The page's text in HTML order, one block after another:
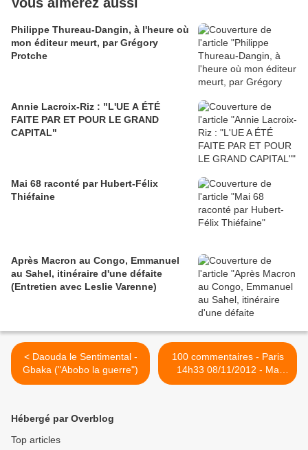
Philippe Thureau-Dangin, à l'heure où
mon éditeur meurt, par Grégory
Protche
Annie Lacroix-Riz : "L'UE A ÉTÉ
FAITE PAR ET POUR LE GRAND
CAPITAL"
Mai 68 raconté par Hubert-Félix
Thiéfaine
Après Macron au Congo, Emmanuel
au Sahel, itinéraire d'une défaite
(Entretien avec Leslie Varenne)
< Daouda le Sentimental -
Gbaka ("Abobo la guerre")
100 commentaires - Paris
14h33 08/11/2012 - Ma
Solange Oussou >
Hébergé par Overblog
Top articles